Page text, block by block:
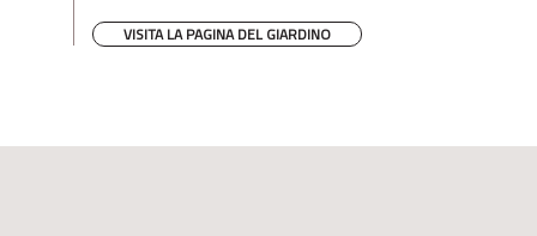
VISITA LA PAGINA DEL GIARDINO